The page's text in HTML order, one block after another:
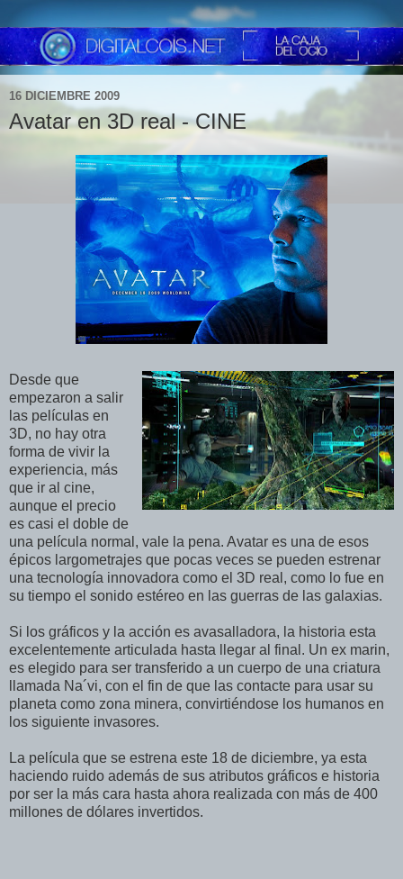
16 DICIEMBRE 2009
Avatar en 3D real - CINE
Desde que
empezaron a salir
las películas en
3D, no hay otra
forma de vivir la
experiencia, más
que ir al cine,
aunque el precio
es casi el doble de
una película normal, vale la pena. Avatar es una de esos
épicos largometrajes que pocas veces se pueden estrenar
una tecnología innovadora como el 3D real, como lo fue en
su tiempo el sonido estéreo en las guerras de las galaxias.
Si los gráficos y la acción es avasalladora, la historia esta
excelentemente articulada hasta llegar al final. Un ex marin,
es elegido para ser transferido a un cuerpo de una criatura
llamada Na´vi, con el fin de que las contacte para usar su
planeta como zona minera, convirtiéndose los humanos en
los siguiente invasores.
La película que se estrena este 18 de diciembre, ya esta
haciendo ruido además de sus atributos gráficos e historia
por ser la más cara hasta ahora realizada con más de 400
millones de dólares invertidos.